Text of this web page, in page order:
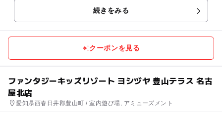
続きをみる
クーポンを見る
ファンタジーキッズリゾート ヨシヅヤ 豊山テラス 名古
屋北店
愛知県西春日井郡豊山町 / 室内遊び場, アミューズメント